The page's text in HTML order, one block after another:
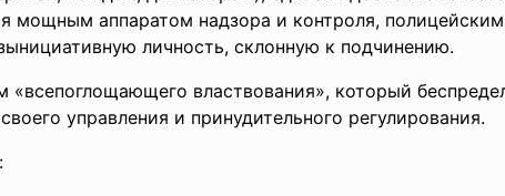
мощным аппаратом надзора и контроля,
личность, склонную к подчинению.
властвования», который
управления и принудительного регулирования.